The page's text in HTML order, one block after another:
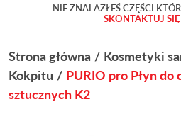
NIE ZNALAZŁEŚ CZĘŚCI
SKONTAKTUJ
Strona główna Kosmetyki
Kokpitu
PURIO pro Płyn
sztucznych K2